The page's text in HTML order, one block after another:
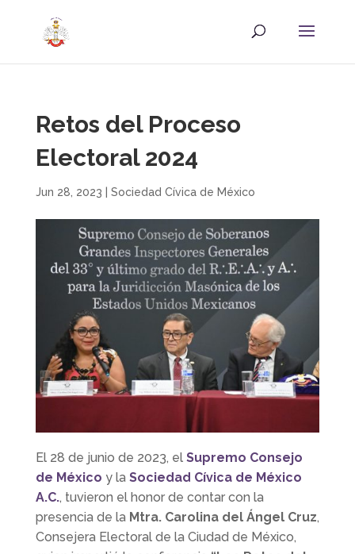
Retos del Proceso
Electoral 2024
Jun 28, 2023 Sociedad Cívica de México
El 28 de junio de 2023, el Supremo Consejo
de México y la Sociedad Cívica de México
A.C., tuvieron el honor de contar con la
presencia de la Mtra. Carolina del Ángel Cruz,
Consejera Electoral de la Ciudad de México,